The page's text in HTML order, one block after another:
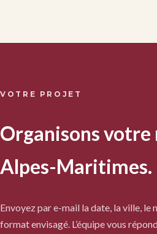
VOTRE PROJET
Organisons votre
Alpes-Maritimes.
Envoyez par e-mail la date, la ville, le
format envisagé. L’équipe vous